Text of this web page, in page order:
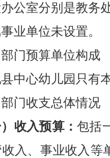
办公室分别是教务
业单位未设置。
门预算单位构成
中心幼儿园 只有
门收支总体情况
）收入预算：包括
入、事业收入等